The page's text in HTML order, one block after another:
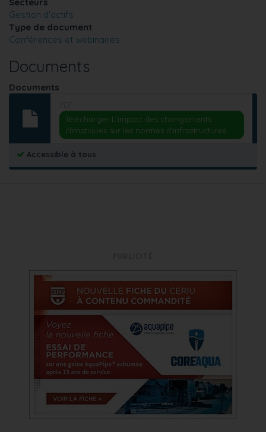
Gestion d'actifs
Type de document
Conférences et webinaires
Documents
Documents
Télécharger L’impact des changements
climatiques sur les normes d’infrastructures
Accessible à tous